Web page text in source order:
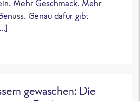
Mehr Geschmack. Mehr
Genau dafür gibt
gewaschen: Die